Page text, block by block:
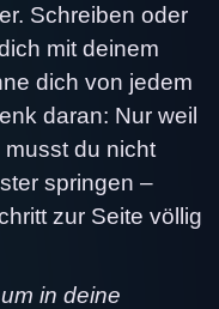
Schreiben oder
mit deinem
dich von jedem
daran: Nur weil
du nicht
springen –
zur Seite völlig
in deine